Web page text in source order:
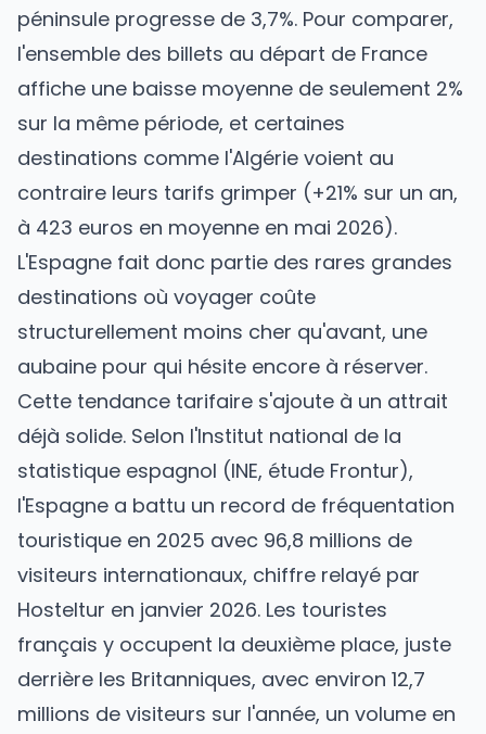
péninsule progresse de 3,7%. Pour comparer,
l'ensemble des billets au départ de France
affiche une baisse moyenne de seulement 2%
sur la même période, et certaines
destinations comme l'Algérie voient au
contraire leurs tarifs grimper (+21% sur un an,
à 423 euros en moyenne en mai 2026).
L'Espagne fait donc partie des rares grandes
destinations où voyager coûte
structurellement moins cher qu'avant, une
aubaine pour qui hésite encore à réserver.
Cette tendance tarifaire s'ajoute à un attrait
déjà solide. Selon l'Institut national de la
statistique espagnol (INE, étude Frontur),
l'Espagne a battu un record de fréquentation
touristique en 2025 avec 96,8 millions de
visiteurs internationaux, chiffre relayé par
Hosteltur en janvier 2026. Les touristes
français y occupent la deuxième place, juste
derrière les Britanniques, avec environ 12,7
millions de visiteurs sur l'année, un volume en